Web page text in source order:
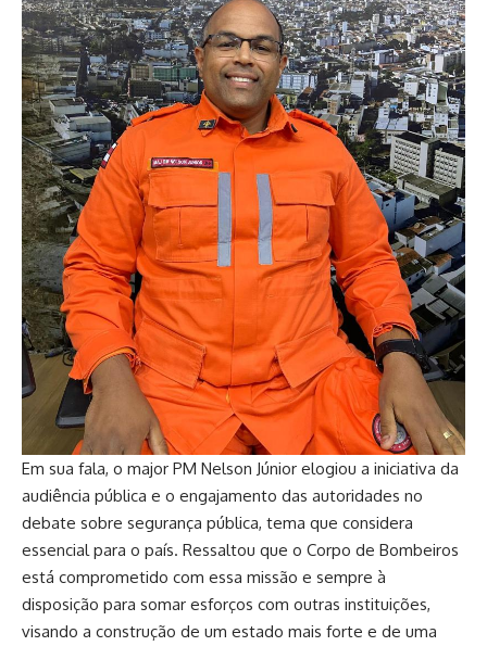
Em sua fala, o major PM Nelson Júnior elogiou a iniciativa da
audiência pública e o engajamento das autoridades no
debate sobre segurança pública, tema que considera
essencial para o país. Ressaltou que o Corpo de Bombeiros
está comprometido com essa missão e sempre à
disposição para somar esforços com outras instituições,
visando a construção de um estado mais forte e de uma